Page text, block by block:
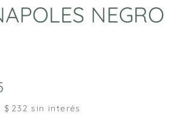
NEGRO
$ 232 sin interés